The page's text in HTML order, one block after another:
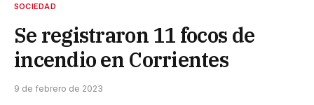
SOCIEDAD
Se registraron 11 focos de
incendio en Corrientes
9 de febrero de 2023